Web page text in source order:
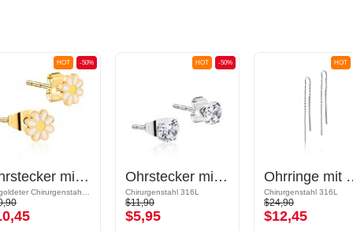
-50%
HOT
Ohrstecker mit Gänseblümchen-design
-50%
HOT
Ohrstecker mit Kristallsteinchen
Chirurgenstahl 316L
$11,90
$5,95
HOT
Chirurgenstahl 316L
$24,90
$12,45